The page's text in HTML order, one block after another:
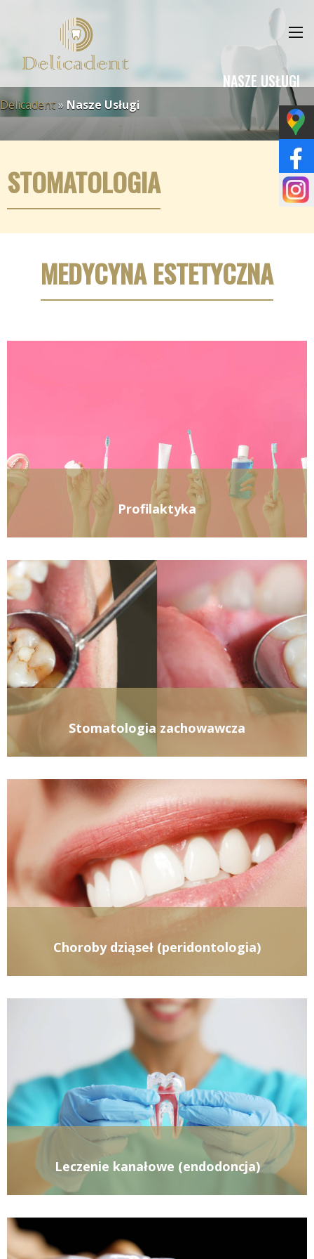
NASZE USŁUGI
Delicadent» Nasze Usługi
STOMATOLOGIA
MEDYCYNA ESTETYCZNA
Profilaktyka
Stomatologia zachowawcza
Choroby dziąseł (peridontologia)
Leczenie kanałowe (endodoncja)